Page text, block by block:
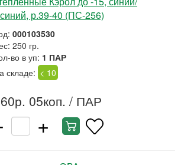
р.39-40 (ПС-256)
000103530
250 гр.
во в уп: 1 ПАР
складе: < 10
05коп. / ПАР
+